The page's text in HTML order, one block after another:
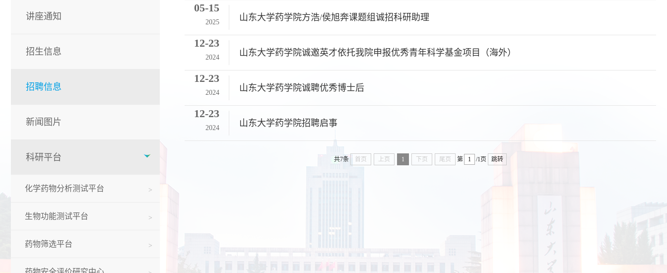
讲座通知
招生信息
招聘信息
新闻图片
科研平台
化学药物分析测试平台
生物功能测试平台
药物筛选平台
05-15
2025 山东大学药学院方浩/侯旭奔课题组诚招科研助理
12-23
2024 山东大学药学院诚邀英才依托我院申报优秀青年科学基金项目（海外）
12-23
2024 山东大学药学院诚聘优秀博士后
12-23
2024 山东大学药学院招聘启事
共7条 首页 上页 1 下页 尾页 第 /1页 跳转